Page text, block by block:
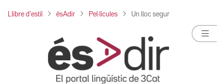
Llibre d'estil ésAdir Pel·lícules Un lloc segur